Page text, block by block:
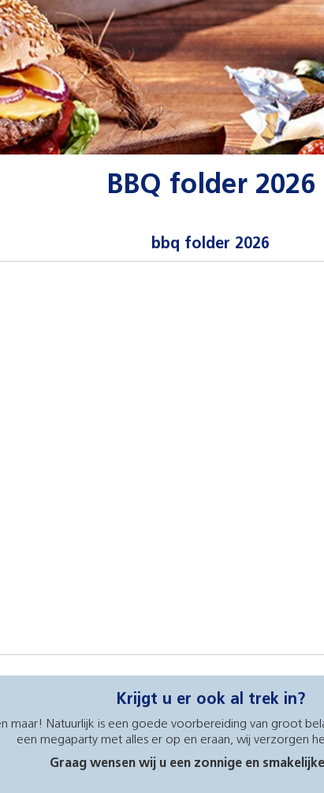
BBQ folder 2026
bbq folder 2026
Krijgt u er ook al trek in?
maar! Natuurlijk is een goede voorbereiding van groot
een megaparty met alles er op en eraan, wij verzorgen
Graag wensen wij u een zonnige en